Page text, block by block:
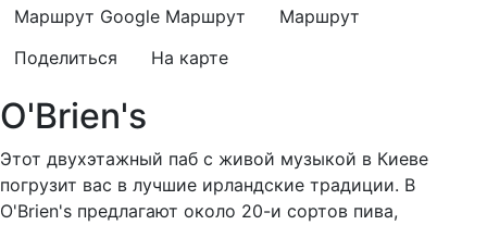
Маршрут Google Маршрут
Маршрут
Поделиться
На карте
O'Brien's
Этот двухэтажный паб с живой музыкой в Киеве
погрузит вас в лучшие ирландские традиции. В
O'Brien's предлагают около 20-и сортов пива,